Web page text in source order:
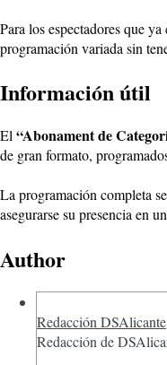
Para los espectadores que
programación variada sin
Información útil
El“Abonament de
de gran formato,
La programación completa
asegurarse su presencia en
Author
Redacción DSAlicante
Redacción de